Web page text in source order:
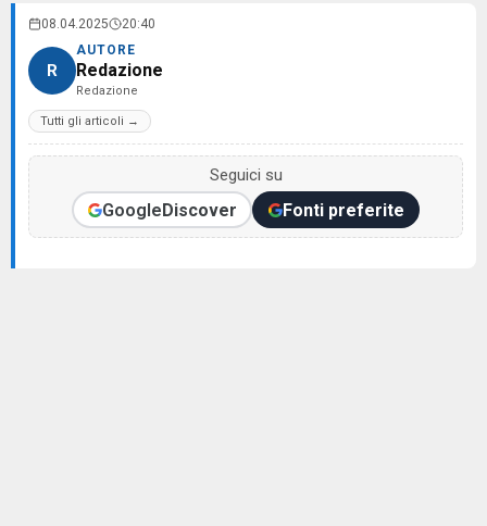
08.04.2025 20:40
R
AUTORE
Redazione
Redazione
Tutti gli articoli →
Seguici su
GoogleDiscover Fonti preferite